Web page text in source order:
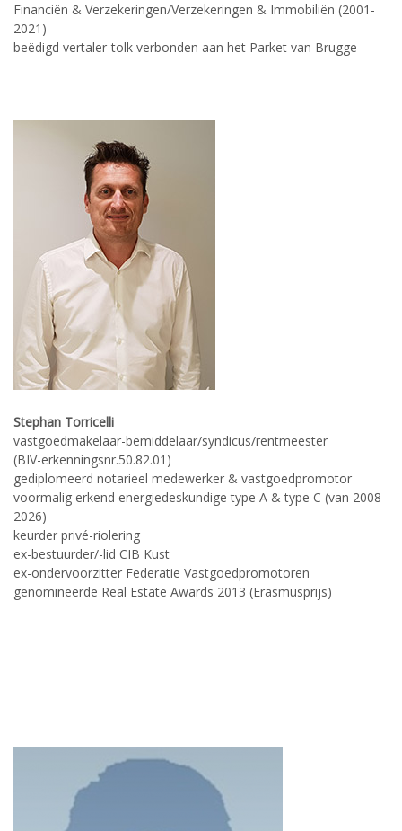
Financiën & Verzekeringen/Verzekeringen & Immobiliën (2001-
2021)
beëdigd vertaler-tolk verbonden aan het Parket van Brugge
Stephan Torricelli
vastgoedmakelaar-bemiddelaar/syndicus/rentmeester
(BIV-erkenningsnr.50.82.01)
gediplomeerd notarieel medewerker & vastgoedpromotor
voormalig erkend energiedeskundige type A & type C (van 2008-
2026)
keurder privé-riolering
ex-bestuurder/-lid CIB Kust
ex-ondervoorzitter Federatie Vastgoedpromotoren
genomineerde Real Estate Awards 2013 (Erasmusprijs)